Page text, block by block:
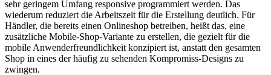
sehr geringem Umfang responsive programmiert werden. Das
wiederum reduziert die Arbeitszeit für die Erstellung deutlich. Für
Händler, die bereits einen Onlineshop betreiben, heißt das, eine
zusätzliche Mobile-Shop-Variante zu erstellen, die gezielt für die
mobile Anwenderfreundlichkeit konzipiert ist, anstatt den gesamten
Shop in eines der häufig zu sehenden Kompromiss-Designs zu
zwingen.